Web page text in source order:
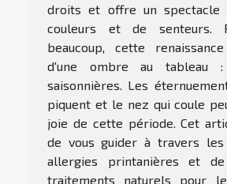
droits et offre un spectacle
couleurs et de senteurs.
beaucoup, cette
d'une ombre au tableau
saisonnières. Les
piquent et le nez qui coule
joie de cette période. Cet
de vous guider à travers les
allergies printanières et
traitements naturels pour